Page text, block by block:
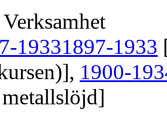
19331897-1933
1900-